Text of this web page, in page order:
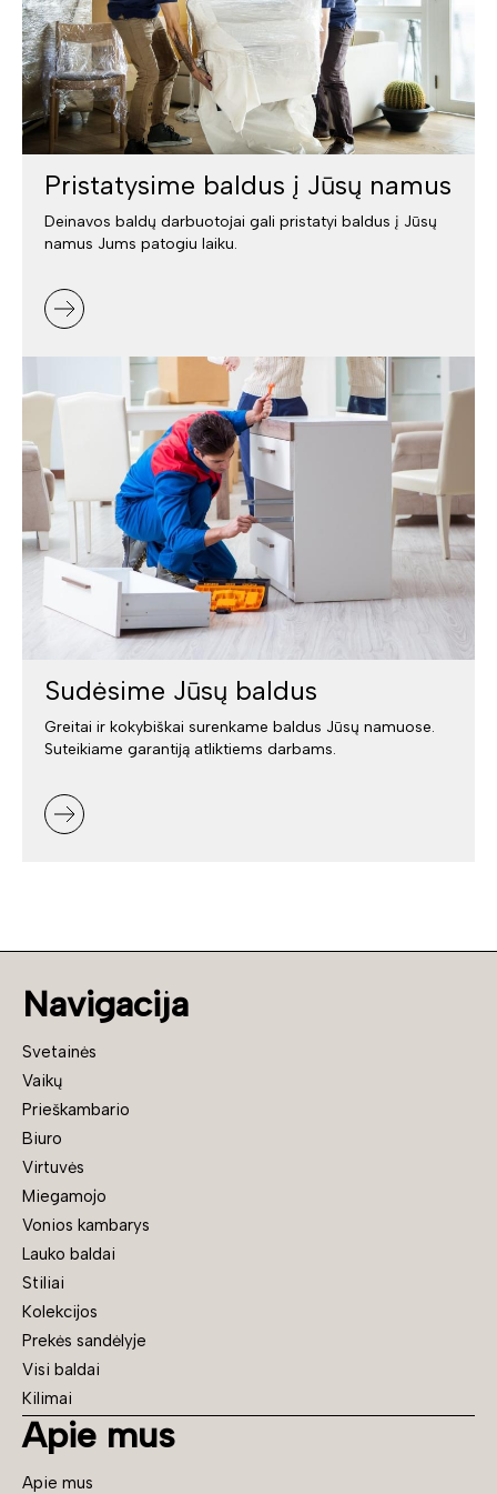
Pristatysime baldus į Jūsų namus
Deinavos baldų darbuotojai gali pristatyi baldus į Jūsų
namus Jums patogiu laiku.
Sudėsime Jūsų baldus
Greitai ir kokybiškai surenkame baldus Jūsų namuose.
Suteikiame garantiją atliktiems darbams.
Navigacija
Svetainės
Vaikų
Prieškambario
Biuro
Virtuvės
Miegamojo
Vonios kambarys
Lauko baldai
Stiliai
Kolekcijos
Prekės sandėlyje
Visi baldai
Kilimai
Apie mus
Apie mus